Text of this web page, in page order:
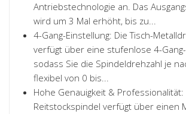
Antriebstechnologie an. Das
wird um 3 Mal erhöht, bis zu...
4-Gang-Einstellung: Die Tisch-
verfügt über eine stufenlose 4-
sodass Sie die Spindeldrehzahl je
flexibel von 0 bis...
Hohe Genauigkeit & Professionalität:
Reitstockspindel verfügt über einen